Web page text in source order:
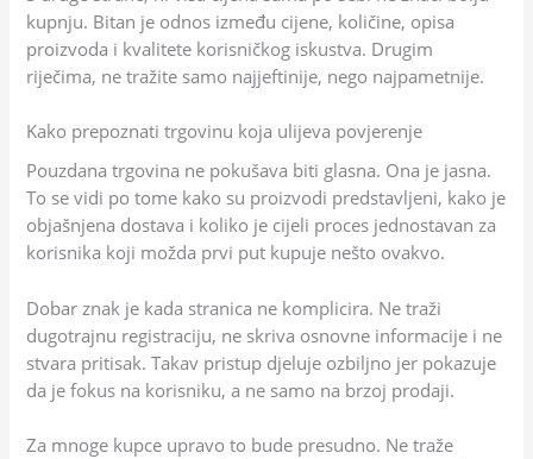
kupnju. Bitan je odnos između cijene, količine, opisa
proizvoda i kvalitete korisničkog iskustva. Drugim
riječima, ne tražite samo najjeftinije, nego najpametnije.
Kako prepoznati trgovinu koja ulijeva povjerenje
Pouzdana trgovina ne pokušava biti glasna. Ona je jasna.
To se vidi po tome kako su proizvodi predstavljeni, kako je
objašnjena dostava i koliko je cijeli proces jednostavan za
korisnika koji možda prvi put kupuje nešto ovakvo.
Dobar znak je kada stranica ne komplicira. Ne traži
dugotrajnu registraciju, ne skriva osnovne informacije i ne
stvara pritisak. Takav pristup djeluje ozbiljno jer pokazuje
da je fokus na korisniku, a ne samo na brzoj prodaji.
Za mnoge kupce upravo to bude presudno. Ne traže